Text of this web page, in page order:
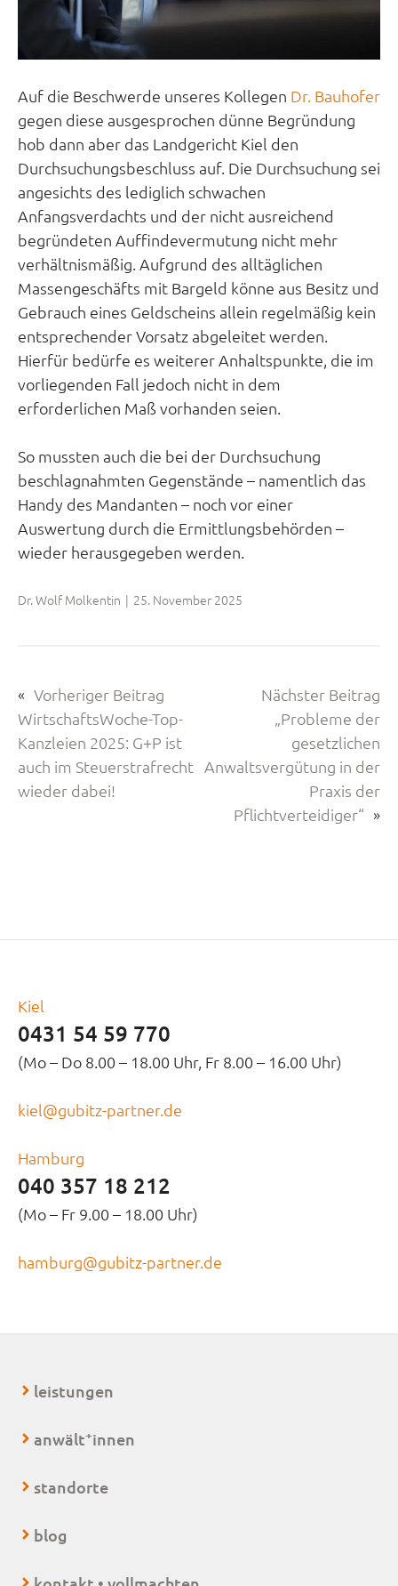
Auf die Beschwerde unseres Kollegen Dr. Bauhofer
gegen diese ausgesprochen dünne Begründung
hob dann aber das Landgericht Kiel den
Durchsuchungsbeschluss auf. Die Durchsuchung sei
angesichts des lediglich schwachen
Anfangsverdachts und der nicht ausreichend
begründeten Auffindevermutung nicht mehr
verhältnismäßig. Aufgrund des alltäglichen
Massengeschäfts mit Bargeld könne aus Besitz und
Gebrauch eines Geldscheins allein regelmäßig kein
entsprechender Vorsatz abgeleitet werden.
Hierfür bedürfe es weiterer Anhaltspunkte, die im
vorliegenden Fall jedoch nicht in dem
erforderlichen Maß vorhanden seien.
So mussten auch die bei der Durchsuchung
beschlagnahmten Gegenstände – namentlich das
Handy des Mandanten – noch vor einer
Auswertung durch die Ermittlungsbehörden –
wieder herausgegeben werden.
Dr. Wolf Molkentin | 25. November 2025
« Vorheriger Beitrag
WirtschaftsWoche-Top-
Kanzleien 2025: G+P ist
auch im Steuerstrafrecht
wieder dabei!
Nächster Beitrag
„Probleme der
gesetzlichen
Anwaltsvergütung in der
Praxis der
Pflichtverteidiger“ »
Kiel
0431 54 59 770
(Mo – Do 8.00 – 18.00 Uhr, Fr 8.00 – 16.00 Uhr)
kiel@gubitz-partner.de
Hamburg
040 357 18 212
(Mo – Fr 9.00 – 18.00 Uhr)
hamburg@gubitz-partner.de
leistungen
anwält+innen
standorte
blog